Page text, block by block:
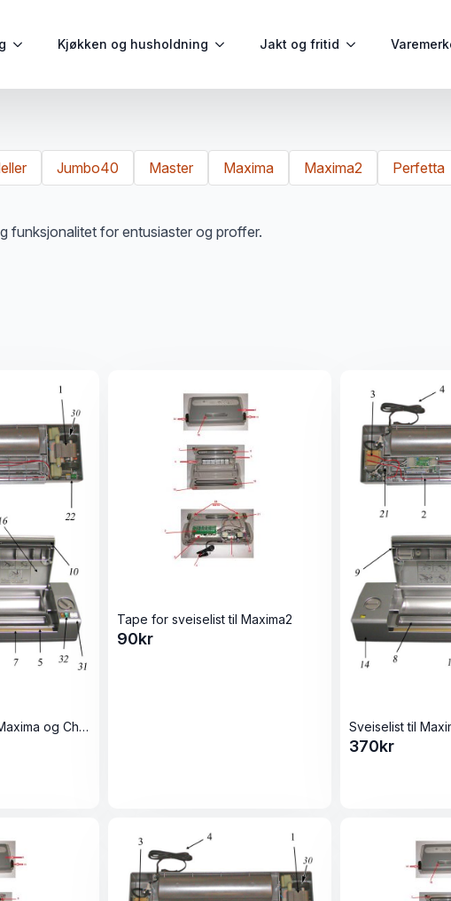
Kjøkken og husholdning Jakt og fritid
Jumbo40 Master Maxima Maxima2 Perfetta
funksjonalitet for entusiaster og proffer.
Pakning for lokk til Maxima og Champion
Tape for sveiselist til Maxima2
90kr
Sveiselist til
370kr